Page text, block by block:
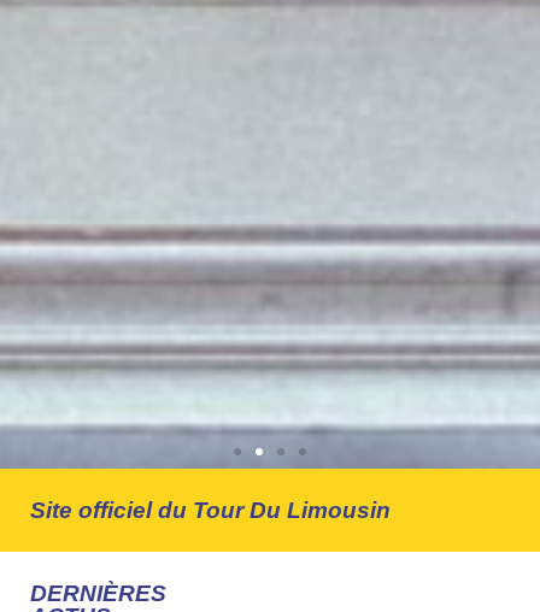
ZOOM SUR LES
4 ÉTAPES
Site officiel du Tour Du Limousin
DERNIÈRES